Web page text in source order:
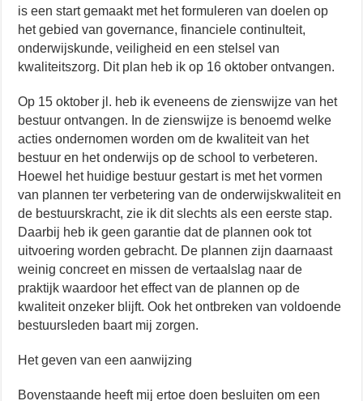
is een start gemaakt met het formuleren van doelen op
het gebied van governance, financiele continuIteit,
onderwijskunde, veiligheid en een stelsel van
kwaliteitszorg. Dit plan heb ik op 16 oktober ontvangen.
Op 15 oktober jl. heb ik eveneens de zienswijze van het
bestuur ontvangen. In de zienswijze is benoemd welke
acties ondernomen worden om de kwaliteit van het
bestuur en het onderwijs op de school to verbeteren.
Hoewel het huidige bestuur gestart is met het vormen
van plannen ter verbetering van de onderwijskwaliteit en
de bestuurskracht, zie ik dit slechts als een eerste stap.
Daarbij heb ik geen garantie dat de plannen ook tot
uitvoering worden gebracht. De plannen zijn daarnaast
weinig concreet en missen de vertaalslag naar de
praktijk waardoor het effect van de plannen op de
kwaliteit onzeker blijft. Ook het ontbreken van voldoende
bestuursleden baart mij zorgen.
Het geven van een aanwijzing
Bovenstaande heeft mij ertoe doen besluiten om een